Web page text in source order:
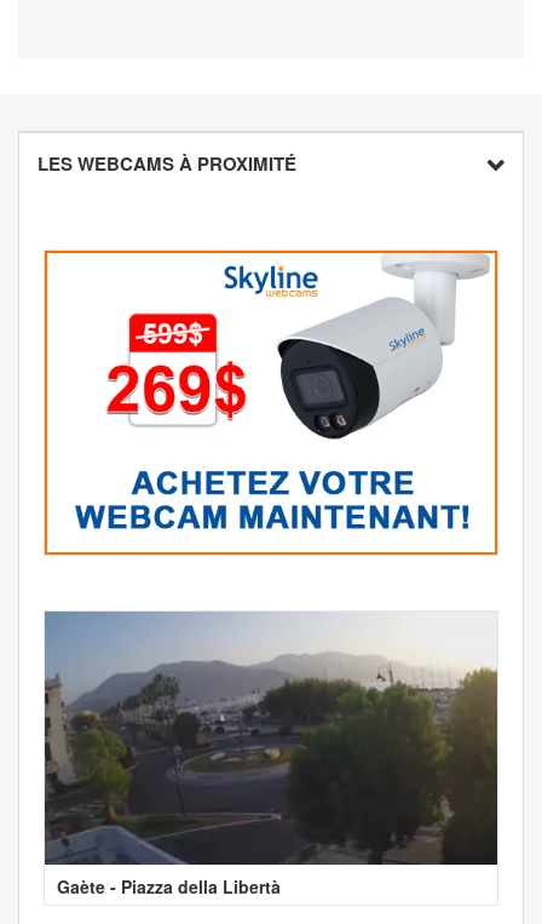
LES WEBCAMS À PROXIMITÉ
Gaète - Piazza della Libertà